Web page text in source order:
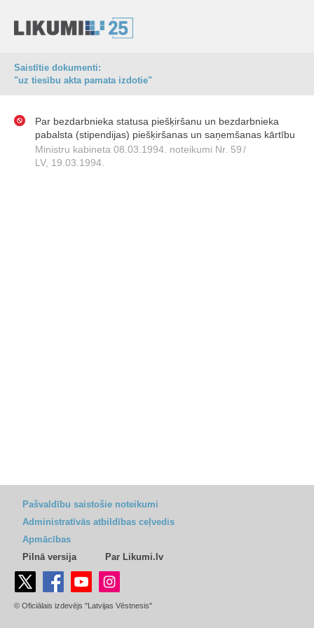
Saistītie dokumenti:
"uz tiesību akta pamata izdotie"
Par bezdarbnieka statusa piešķiršanu un bezdarbnieka
pabalsta (stipendijas) piešķiršanas un saņemšanas kārtību
Ministru kabineta 08.03.1994. noteikumi Nr. 59/
LV, 19.03.1994.
Pašvaldību saistošie noteikumi
Administratīvās atbildības ceļvedis
Apmācības
Pilnā versija
Par Likumi.lv
© Oficiālais izdevējs "Latvijas Vēstnesis"